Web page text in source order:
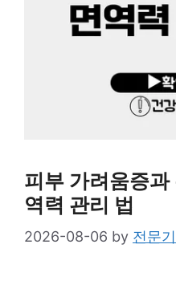
피부 가려움증과
역력 관리 법
2026-08-06 by 전문